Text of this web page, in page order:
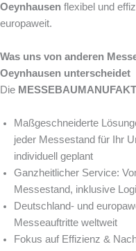
Oeynhausen flexibel und
europaweit.
Was uns von anderen
Oeynhausen unterscheidet
Die
Maßgeschneiderte
jeder Messestand für Ihr
individuell geplant
Ganzheitlicher Service:
Messestand, inklusive
Deutschland- und
Messeauftritte weltweit
Fokus auf Effizienz &